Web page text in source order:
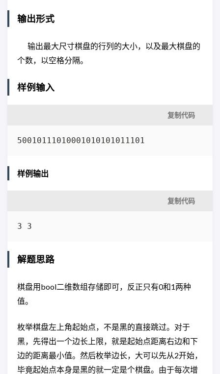
输出形式
输出最大尺寸棋盘的行列的大小，以及最大棋盘的
个数，以空格分隔。
样例输入
复制代码
50010111010001010101011101
样例输出
复制代码
3 3
解题思路
棋盘用bool二维数组存储即可，反正只有0和1两种
值。
枚举棋盘左上角起始点，不是黑的直接跳过。对于
黑，先得出一个边长上限，就是起始点距离右边和下
边的距离最小值。然后枚举边长，大可以先从2开始，
毕竟起始点本身是黑的就一定是个棋盘。由于每次增